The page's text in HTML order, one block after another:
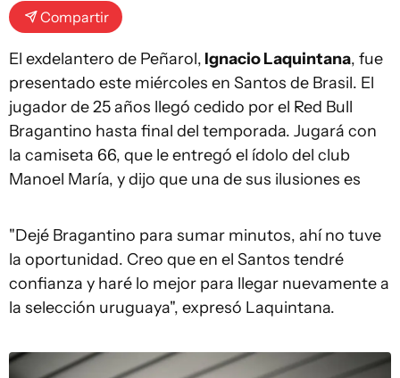
Compartir
El exdelantero de Peñarol, Ignacio Laquintana, fue
presentado este miércoles en Santos de Brasil. El
jugador de 25 años llegó cedido por el Red Bull
Bragantino hasta final del temporada. Jugará con
la camiseta 66, que le entregó el ídolo del club
Manoel María, y dijo que una de sus ilusiones es
"Dejé Bragantino para sumar minutos, ahí no tuve
la oportunidad. Creo que en el Santos tendré
confianza y haré lo mejor para llegar nuevamente a
la selección uruguaya", expresó Laquintana.